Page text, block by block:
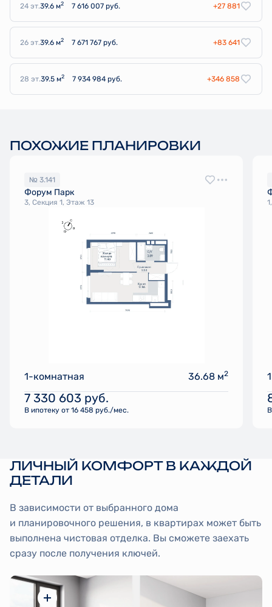
24 эт.39.6 м2 7 616 007 руб. +27 881
26 эт.39.6 м2 7 671 767 руб. +83 641
28 эт.39.5 м2 7 934 984 руб. +346 858
ПОХОЖИЕ ПЛАНИРОВКИ
№ 3.141
Форум Парк
3, Секция 1, Этаж 13
1-комнатная 36.68 м2
7 330 603 руб.
В ипотеку от 16 458 руб./мес.
ЛИЧНЫЙ КОМФОРТ В КАЖДОЙ
ДЕТАЛИ
В зависимости от выбранного дома
и планировочного решения, в квартирах может быть
выполнена чистовая отделка. Вы сможете заехать
сразу после получения ключей.